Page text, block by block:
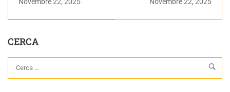
immagini in batch |
Linux: Teoria e
CERCA